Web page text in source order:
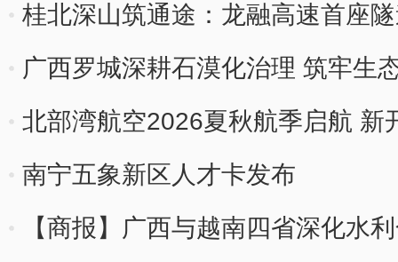
桂北深山筑通途：龙融高速首座
广西罗城深耕石漠化治理 筑牢生
北部湾航空2026夏秋航季启航 新
南宁五象新区人才卡发布
【商报】广西与越南四省深化水